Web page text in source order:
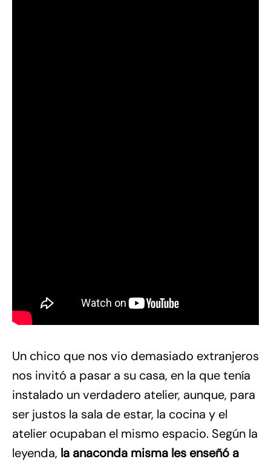
Un chico que nos vio demasiado extranjeros
nos invitó a pasar a su casa, en la que tenía
instalado un verdadero atelier, aunque, para
ser justos la sala de estar, la cocina y el
atelier ocupaban el mismo espacio. Según la
leyenda, la anaconda misma les enseñó a